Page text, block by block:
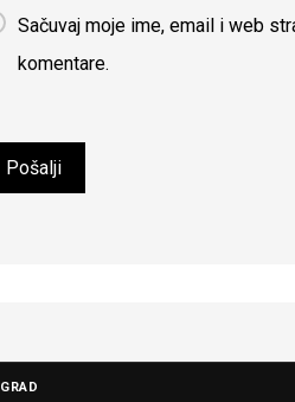
Sačuvaj moje ime, email i web
komentare.
GRAD